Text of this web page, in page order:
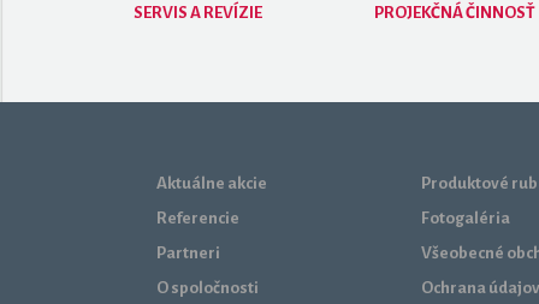
SERVIS A REVÍZIE PROJEKČNÁ ČINNOSŤ
Aktuálne akcie
Referencie
Partneri
O spoločnosti
Produktové
Fotogaléria
Všeobecné
Ochrana údajov